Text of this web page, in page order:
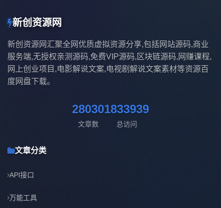
新创资源网
新创资源网汇聚全网优质虚拟资源分享,包括网站源码,商业
服务端,无授权亲测源码,免费VIP源码,区块链源码,网赚课程,
网上创业项目,电影解说文案,电视剧解说文案素材等资源百
度网盘下载。
28030
文章数
1833939
总访问
文章分类
API接口
万能工具